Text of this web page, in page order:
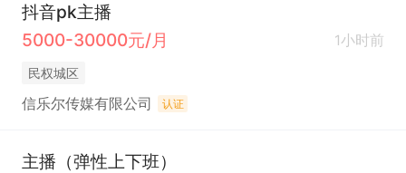
抖音pk主播
5000-30000元/月
1小时前
民权城区
信乐尔传媒有限公司 认证
主播（弹性上下班）